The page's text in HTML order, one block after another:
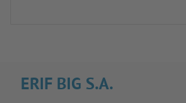
ERIF BIG S.A.